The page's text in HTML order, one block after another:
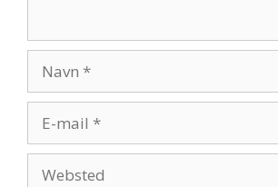
mail